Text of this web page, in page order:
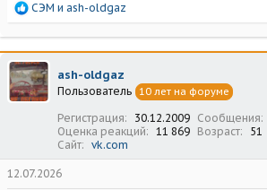
Р
а
к
ц
и
и
СЭМ и ash-oldgaz
ash-oldgaz
Пользователь 10 лет на форуме
Регистрация 30.12.2009 Сообщения
Оценка реакций
11 869 Возраст 51
Сайт
vk.com
12.07.2026